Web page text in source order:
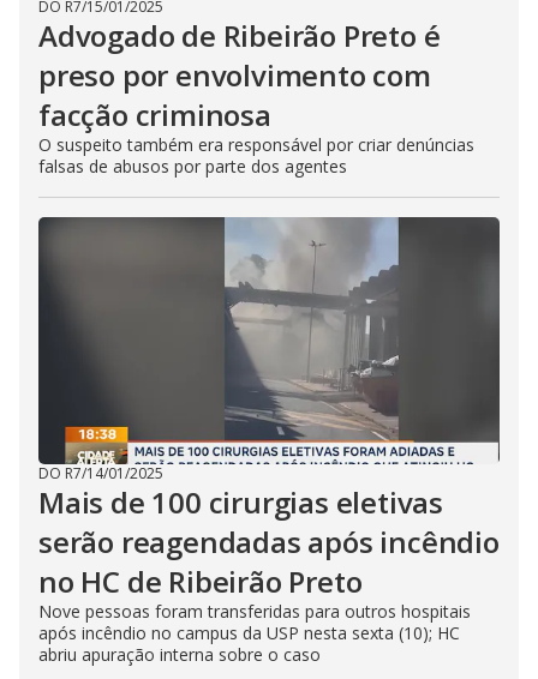
DO R7/15/01/2025
Advogado de Ribeirão Preto é
preso por envolvimento com
facção criminosa
O suspeito também era responsável por criar denúncias
falsas de abusos por parte dos agentes
DO R7/14/01/2025
Mais de 100 cirurgias eletivas
serão reagendadas após incêndio
no HC de Ribeirão Preto
Nove pessoas foram transferidas para outros hospitais
após incêndio no campus da USP nesta sexta (10); HC
abriu apuração interna sobre o caso